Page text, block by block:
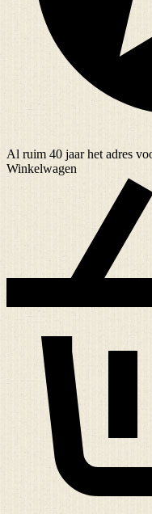
Al ruim 40 jaarhet adres
Winkelwagen